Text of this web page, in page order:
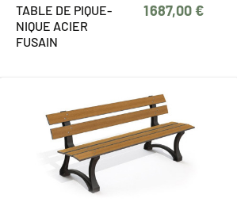
TABLE DE PIQUE-
NIQUE ACIER
FUSAIN
1 687,00 €